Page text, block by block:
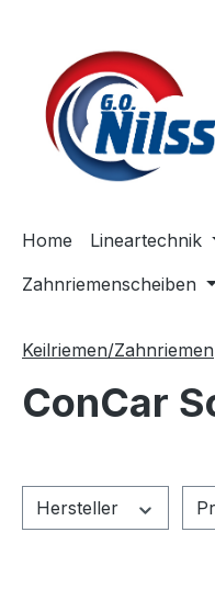
Home Lineartechnik
Zahnriemenscheiben
Keilriemen/Zahnriemen
ConCar
Hersteller